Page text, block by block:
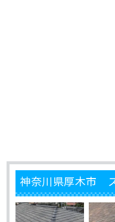
神奈川県厚木市